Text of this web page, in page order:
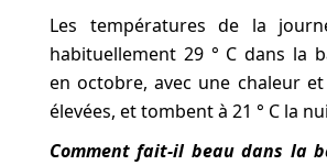
Les températures de la
habituellement 29 ° C dans la
en octobre, avec une chaleur
élevées, et tombent à 21 ° C la
Comment fait-il beau dans la